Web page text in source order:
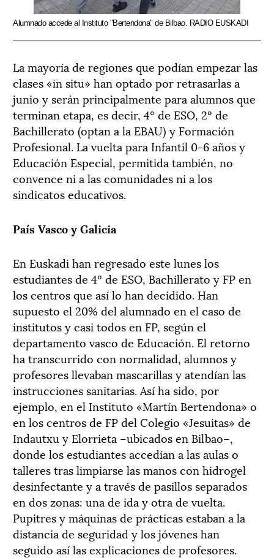
Alumnado accede al Instituto "Bertendona" de Bilbao. RADIO EUSKADI
La mayoría de regiones que podían empezar las
clases «in situ» han optado por retrasarlas a
junio y serán principalmente para alumnos que
terminan etapa, es decir, 4º de ESO, 2º de
Bachillerato (optan a la EBAU) y Formación
Profesional. La vuelta para Infantil 0-6 años y
Educación Especial, permitida también, no
convence ni a las comunidades ni a los
sindicatos educativos.
País Vasco y Galicia
En Euskadi han regresado este lunes los
estudiantes de 4º de ESO, Bachillerato y FP en
los centros que así lo han decidido. Han
supuesto el 20% del alumnado en el caso de
institutos y casi todos en FP, según el
departamento vasco de Educación. El retorno
ha transcurrido con normalidad, alumnos y
profesores llevaban mascarillas y atendían las
instrucciones sanitarias. Así ha sido, por
ejemplo, en el Instituto «Martín Bertendona» o
en los centros de FP del Colegio «Jesuitas» de
Indautxu y Elorrieta –ubicados en Bilbao–,
donde los estudiantes accedían a las aulas o
talleres tras limpiarse las manos con hidrogel
desinfectante y a través de pasillos separados
en dos zonas: una de ida y otra de vuelta.
Pupitres y máquinas de prácticas estaban a la
distancia de seguridad y los jóvenes han
seguido así las explicaciones de profesores.